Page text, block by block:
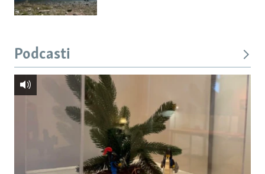
Podcasti